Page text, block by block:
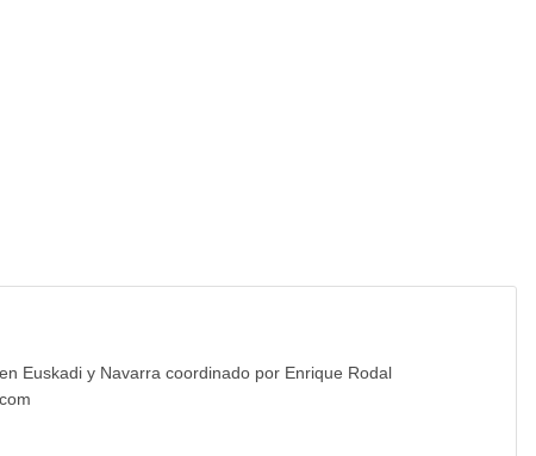
Euskadi y Navarra coordinado por Enrique Rodal